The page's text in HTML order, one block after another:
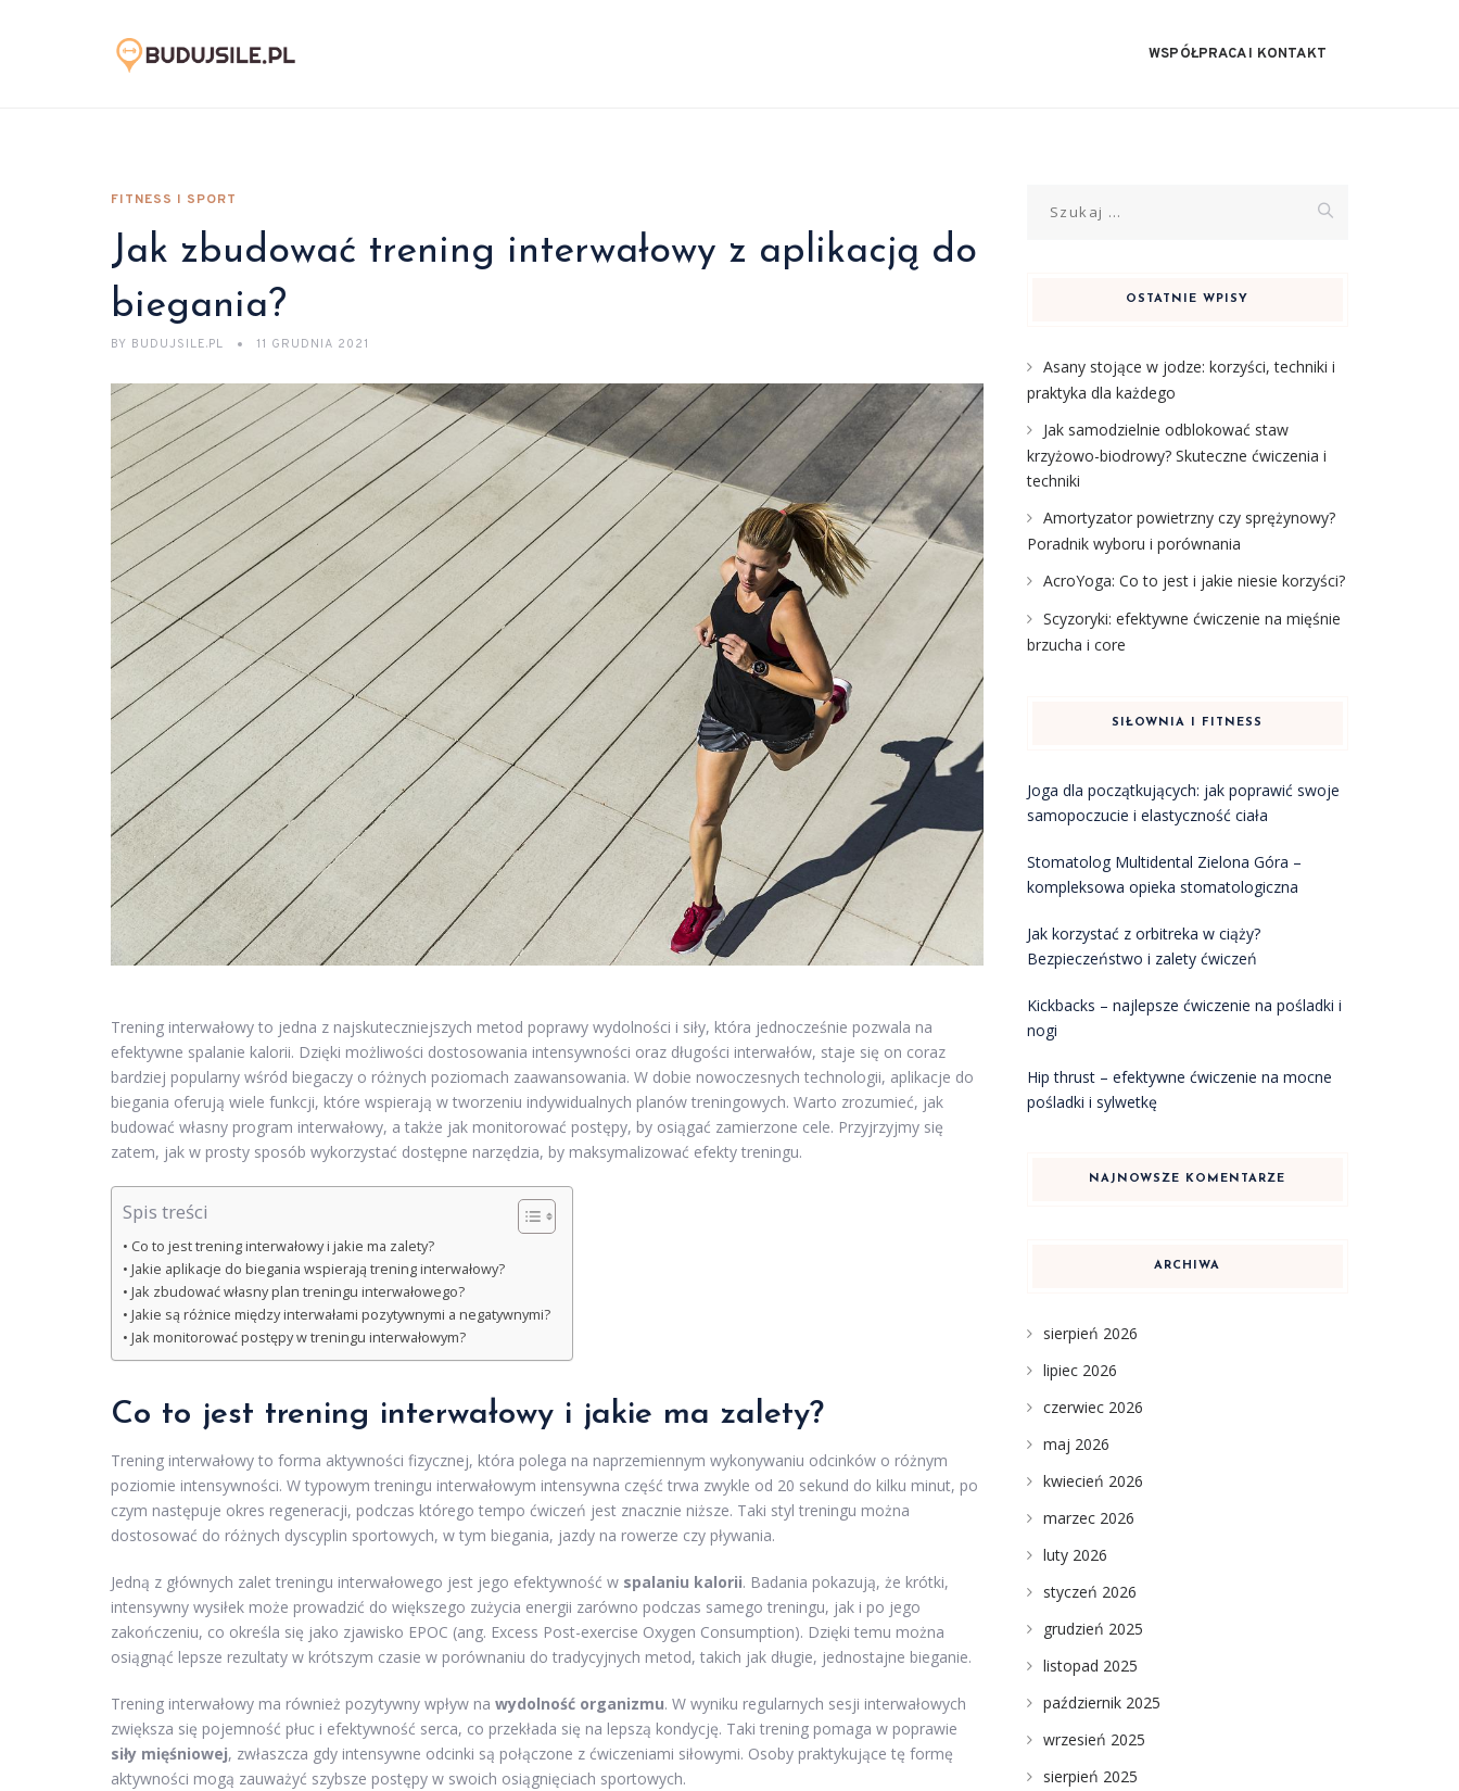
WSPÓŁPRACA I KONTAKT
FITNESS I SPORT
Jak zbudować trening interwałowy z aplikacją do
biegania?
BY BUDUJSILE.PL 11 GRUDNIA 2021
Trening interwałowy to jedna z najskuteczniejszych metod poprawy wydolności i siły, która jednocześnie pozwala na
efektywne spalanie kalorii. Dzięki możliwości dostosowania intensywności oraz długości interwałów, staje się on coraz
bardziej popularny wśród biegaczy o różnych poziomach zaawansowania. W dobie nowoczesnych technologii, aplikacje do
biegania oferują wiele funkcji, które wspierają w tworzeniu indywidualnych planów treningowych. Warto zrozumieć, jak
budować własny program interwałowy, a także jak monitorować postępy, by osiągać zamierzone cele. Przyjrzyjmy się
zatem, jak w prosty sposób wykorzystać dostępne narzędzia, by maksymalizować efekty treningu.
Spis treści
Co to jest trening interwałowy i jakie ma zalety?
Jakie aplikacje do biegania wspierają trening interwałowy?
Jak zbudować własny plan treningu interwałowego?
Jakie są różnice między interwałami pozytywnymi a negatywnymi?
Jak monitorować postępy w treningu interwałowym?
Co to jest trening interwałowy i jakie ma zalety?
Trening interwałowy to forma aktywności fizycznej, która polega na naprzemiennym wykonywaniu odcinków o różnym
poziomie intensywności. W typowym treningu interwałowym intensywna część trwa zwykle od 20 sekund do kilku minut, po
czym następuje okres regeneracji, podczas którego tempo ćwiczeń jest znacznie niższe. Taki styl treningu można
dostosować do różnych dyscyplin sportowych, w tym biegania, jazdy na rowerze czy pływania.
Jedną z głównych zalet treningu interwałowego jest jego efektywność w spalaniu kalorii. Badania pokazują, że krótki,
intensywny wysiłek może prowadzić do większego zużycia energii zarówno podczas samego treningu, jak i po jego
zakończeniu, co określa się jako zjawisko EPOC (ang. Excess Post-exercise Oxygen Consumption). Dzięki temu można
osiągnąć lepsze rezultaty w krótszym czasie w porównaniu do tradycyjnych metod, takich jak długie, jednostajne bieganie.
Trening interwałowy ma również pozytywny wpływ na wydolność organizmu. W wyniku regularnych sesji interwałowych
zwiększa się pojemność płuc i efektywność serca, co przekłada się na lepszą kondycję. Taki trening pomaga w poprawie
siły mięśniowej, zwłaszcza gdy intensywne odcinki są połączone z ćwiczeniami siłowymi. Osoby praktykujące tę formę
aktywności mogą zauważyć szybsze postępy w swoich osiągnięciach sportowych.
OSTATNIE WPISY
Asany stojące w jodze: korzyści, techniki i
praktyka dla każdego
Jak samodzielnie odblokować staw
krzyżowo-biodrowy? Skuteczne ćwiczenia i
techniki
Amortyzator powietrzny czy sprężynowy?
Poradnik wyboru i porównania
AcroYoga: Co to jest i jakie niesie korzyści?
Scyzoryki: efektywne ćwiczenie na mięśnie
brzucha i core
SIŁOWNIA I FITNESS
Joga dla początkujących: jak poprawić swoje
samopoczucie i elastyczność ciała
Stomatolog Multidental Zielona Góra –
kompleksowa opieka stomatologiczna
Jak korzystać z orbitreka w ciąży?
Bezpieczeństwo i zalety ćwiczeń
Kickbacks – najlepsze ćwiczenie na pośladki i
nogi
Hip thrust – efektywne ćwiczenie na mocne
pośladki i sylwetkę
NAJNOWSZE KOMENTARZE
ARCHIWA
sierpień 2026
lipiec 2026
czerwiec 2026
maj 2026
kwiecień 2026
marzec 2026
luty 2026
styczeń 2026
grudzień 2025
listopad 2025
październik 2025
wrzesień 2025
sierpień 2025